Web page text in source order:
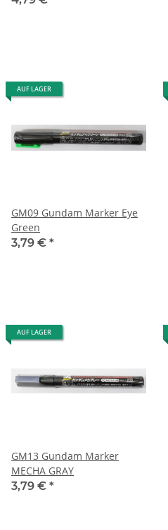
AUF LAGER
GM09 Gundam Marker Eye
Green
3,79 € *
AUF LAGER
GM13 Gundam Marker
MECHA GRAY
3,79 € *